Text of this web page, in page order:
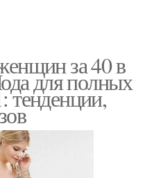
за 40 в
для полных
тенденции,